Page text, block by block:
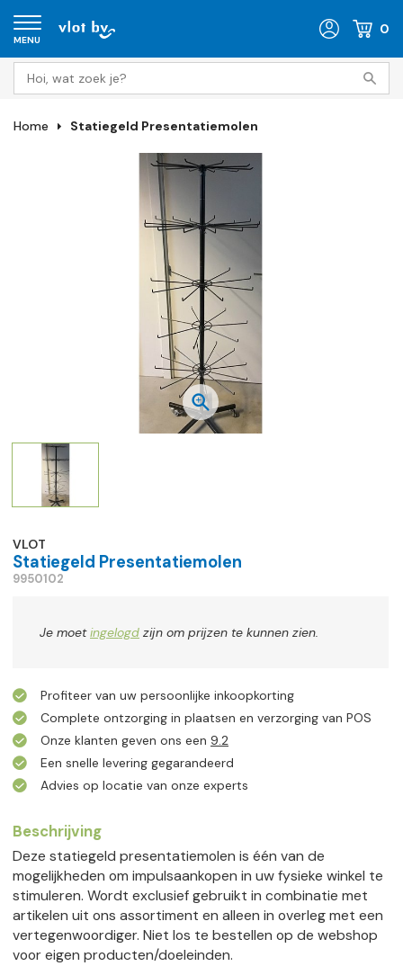
MENU
0
Home Statiegeld Presentatiemolen
VLOT
Statiegeld Presentatiemolen
9950102
Je moetingelogd zijn om prijzen te kunnen zien.
Profiteer van uw persoonlijke inkoopkorting
Complete ontzorging in plaatsen en verzorging van POS
Onze klanten geven ons een 9.2
Een snelle levering gegarandeerd
Advies op locatie van onze experts
Beschrijving
Deze statiegeld presentatiemolen is één van de
mogelijkheden om impulsaankopen in uw fysieke winkel te
stimuleren. Wordt exclusief gebruikt in combinatie met
artikelen uit ons assortiment en alleen in overleg met een
vertegenwoordiger. Niet los te bestellen op de webshop
voor eigen producten/doeleinden.